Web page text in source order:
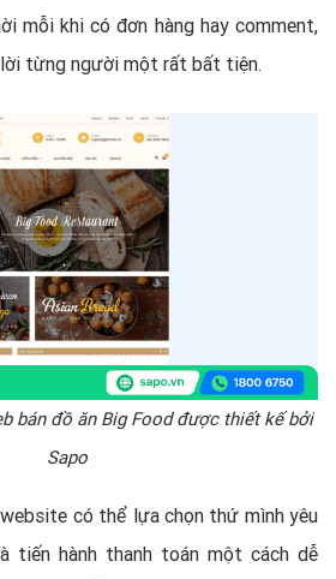
mỗi khi có đơn hàng hay comment,
từng người một rất bất tiện.
bán đồ ăn Big Food được thiết kế bởi
Sapo
có thể lựa chọn thứ mình yêu
tiến hành thanh toán một cách dễ